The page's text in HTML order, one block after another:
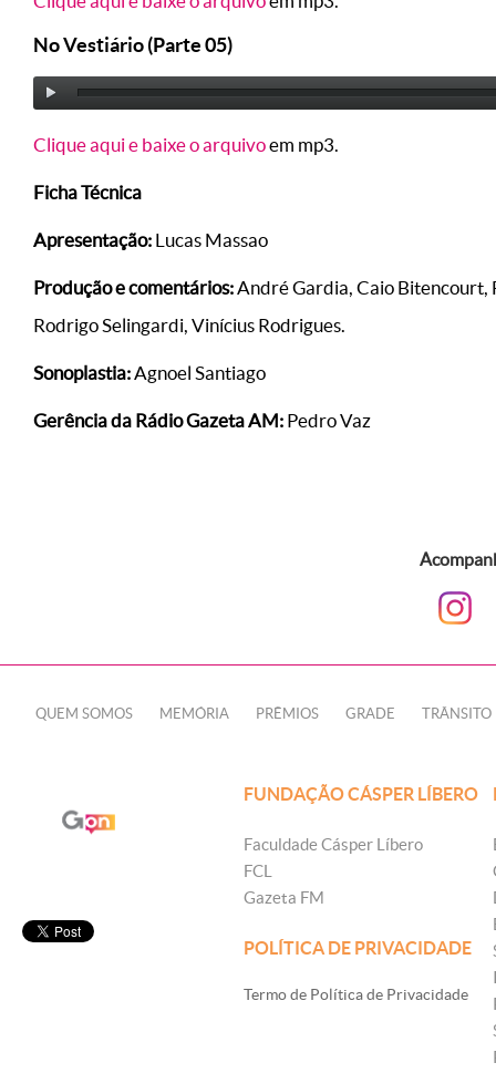
No Vestiário (Parte 05)
Clique aqui e baixe o arquivoem mp3.
Ficha Técnica
Apresentação: Lucas Massao
Produção e comentários:André Gardia, Caio Bitencourt,
Rodrigo Selingardi, Vinícius Rodrigues.
Sonoplastia:Agnoel Santiago
Gerência da Rádio Gazeta AM: Pedro Vaz
QUEM SOMOS MEMÓRIA PRÊMIOS GRADE TRÂNSITO
FUNDAÇÃO CÁSPER LÍBERO
Faculdade Cásper Líbero
FCL
Gazeta FM
POLÍTICA DE PRIVACIDADE
Termo de Política de Privacidade